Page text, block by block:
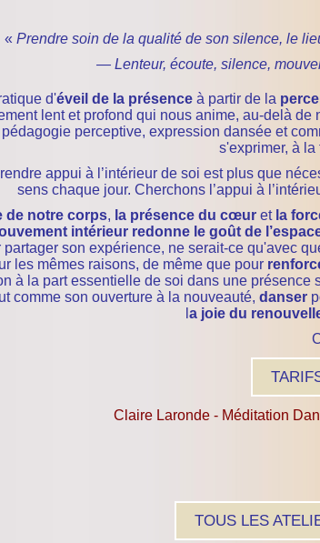
« Prendre soin de la qualité de son silence, le
— Lenteur, écoute, silence,
d'éveil de la présence à partir de la
lent et profond qui nous anime, au-delà
perceptive, expression dansée et
s'exprimer, à
appui à l’intérieur de soi est plus que
sens chaque jour. Cherchons l’appui à
de notre corps, la présence du cœur et la
intérieur redonne le goût de
son expérience, ne serait-ce qu'avec
les mêmes raisons, de même que pour
à la part essentielle de soi dans une présence
comme son ouverture à la nouveauté, danser
a joie du
Claire Laronde - Méditation
TOUS LES